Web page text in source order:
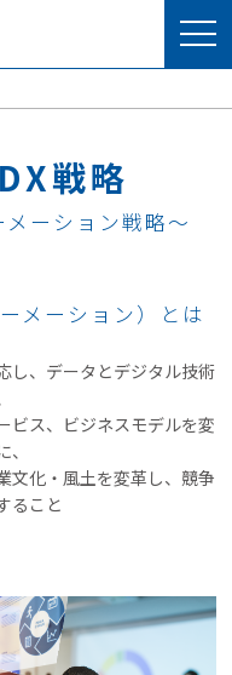
DX戦略
ーション戦略～
メーション）とは
し、データとデジタル技術
ビス、ビジネスモデルを変
文化・風土を変革し、競争
ること